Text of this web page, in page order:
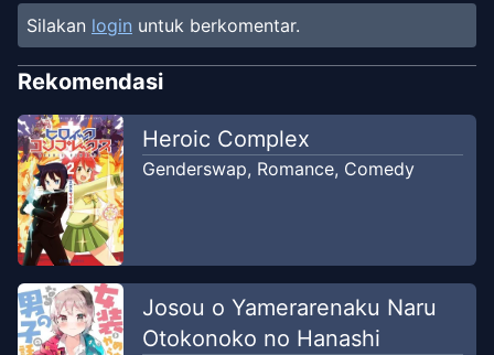
Chapter3
LIAN Scans
Feb 22, 2021
Chapter2
Rakun Suka Translate
Chapter1
Rakun Suka Translate
Silakan login untuk berkomentar.
Rekomendasi
Heroic Complex
Genderswap, Romance, Comedy
Josou o Yamerarenaku Naru
Otokonoko no Hanashi